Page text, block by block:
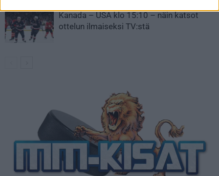
Kanada – USA klo 15:10 – näin katsot
ottelun ilmaiseksi TV:stä